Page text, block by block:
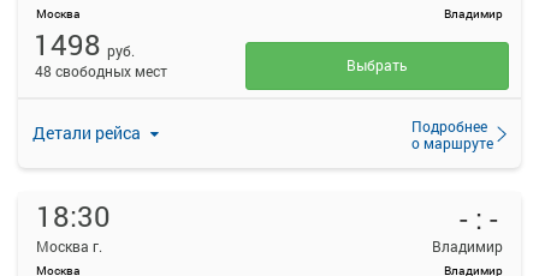
Москва Владимир
Детали рейса
Подробнее
о маршруте
1498 руб.
48 свободных мест
Выбрать
18:30
Москва г.
Москва
- : -
Владимир
Владимир